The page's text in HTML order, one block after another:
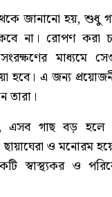
জানানো হয়, শুধু
না। রোপণ করা
সংরক্ষণের
এ জন্য
তারা।
গাছ বড় হলে
ও মনোরম
স্বাস্থ্যকর ও